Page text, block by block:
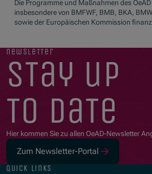
Die Programme und Maßnahmen des
insbesondere von BMFWF, BMB, BKA,
sowie der Europäischen Kommission
newsletter
stay up
to date
Hier kommen Sie zu allen OeAD-Newsletter
Zum Newsletter-Portal
(Opens in new window)
quick links